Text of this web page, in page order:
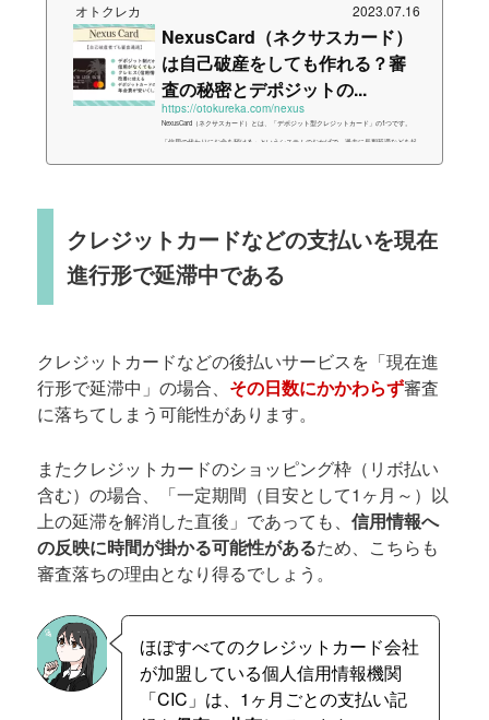
オトクレカ 2023.07.16
NexusCard（ネクサスカード）
は自己破産をしても作れる？審
査の秘密とデポジットの...
https://otokureka.com/nexus
NexusCard（ネクサスカード）とは、「デポジット型クレジットカード」の1つです。
「信用の代わりにお金を預ける」というシステムのおかげで、過去に長期延滞などを起
回はそんなNexusカードの特徴や上手...
クレジットカードなどの支払いを現在
進行形で延滞中である
クレジットカードなどの後払いサービスを「現在進
行形で延滞中」の場合、 その日数にかかわらず審査
に落ちてしまう可能性があります。
またクレジットカードのショッピング枠（リボ払い
含む）の場合、「一定期間（目安として1ヶ月～）以
上の延滞を解消した直後」であっても、信用情報へ
の反映に時間が掛かる可能性があるため、こちらも
審査落ちの理由となり得るでしょう。
ほぼすべてのクレジットカード会社
が加盟している個人信用情報機関
「CIC」は、1ヶ月ごとの支払い記